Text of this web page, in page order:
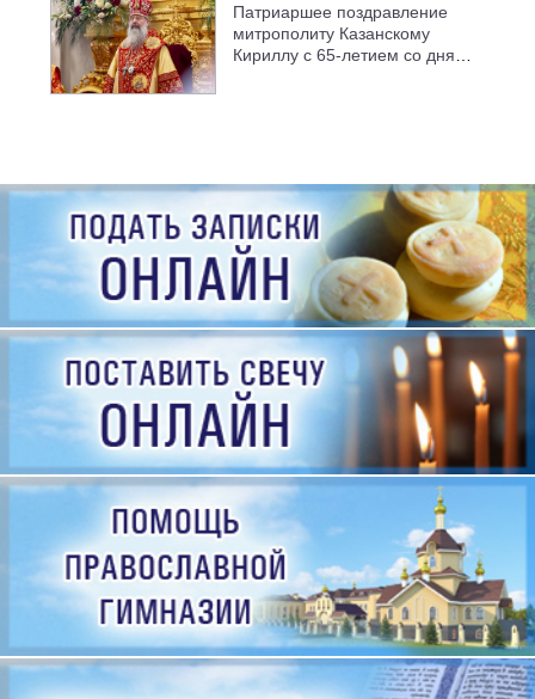
Патриаршее поздравление
митрополиту Казанскому
Кириллу с 65-летием со дня